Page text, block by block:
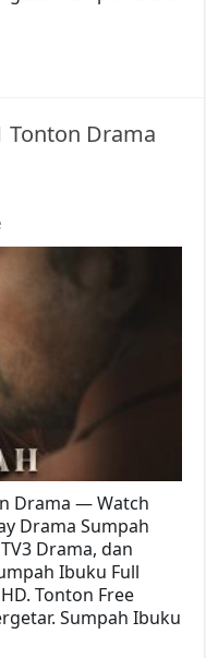
Tonton Drama
Drama — Watch
Drama Sumpah
Drama, dan
Ibuku Full
Tonton Free
Sumpah Ibuku